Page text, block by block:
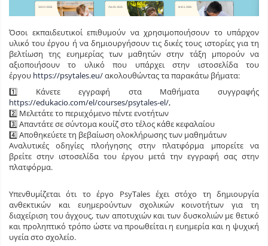
Όσοι εκπαιδευτικοί επιθυμούν να χρησιμοποιήσουν το υπάρχον
υλικό του έργου ή να δημιουργήσουν τις δικές τους ιστορίες για τη
βελτίωση της ευημερίας των μαθητών στην τάξη μπορούν να
αξιοποιήσουν το υλικό που υπάρχει στην ιστοσελίδα του
έργου https://psytales.eu/ακολουθώντας τα παρακάτω βήματα:
1️⃣ Κάνετε εγγραφή στα Μαθήματα συγγραφής
https://edukacio.com/el/courses/psytales-el/,
2️⃣ Μελετάτε το περιεχόμενο πέντε ενοτήτων
3️⃣ Απαντάτε σε σύντομα κουίζ στο τέλος κάθε κεφαλαίου
4️⃣ Αποθηκεύετε τη βεβαίωση ολοκλήρωσης των μαθημάτων
Αναλυτικές οδηγίες πλοήγησης στην πλατφόρμα μπορείτε να
βρείτε στην ιστοσελίδα του έργου μετά την εγγραφή σας στην
πλατφόρμα.
Υπενθυμίζεται ότι το έργο PsyTales έχει στόχο τη δημιουργία
ανθεκτικών και ευημερούντων σχολικών κοινοτήτων για τη
διαχείριση του άγχους, των αποτυχιών και των δυσκολιών με θετικό
και προληπτικό τρόπο ώστε να προωθείται η ευημερία και η ψυχική
υγεία στο σχολείο.